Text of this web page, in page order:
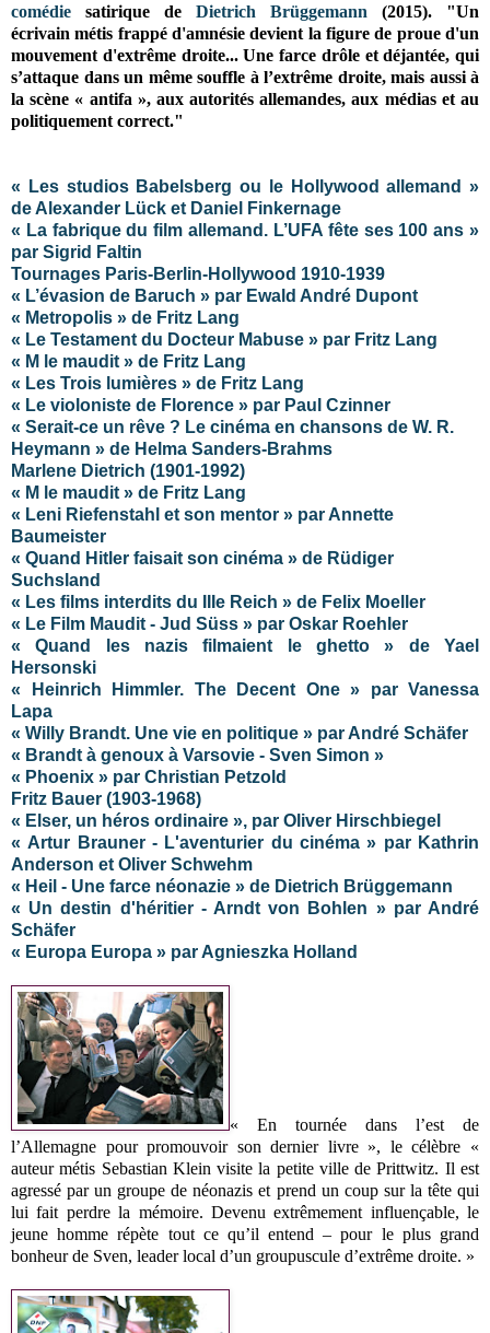
comédie satirique de Dietrich Brüggemann (2015). "Un
écrivain métis frappé d'amnésie devient la figure de proue d'un
mouvement d'extrême droite... Une farce drôle et déjantée, qui
s’attaque dans un même souffle à l’extrême droite, mais aussi à
la scène « antifa », aux autorités allemandes, aux médias et au
politiquement correct."
« Les studios Babelsberg ou le Hollywood allemand »
de Alexander Lück et Daniel Finkernage
« La fabrique du film allemand. L’UFA fête ses 100 ans »
par Sigrid Faltin
Tournages Paris-Berlin-Hollywood 1910-1939
« L’évasion de Baruch » par Ewald André Dupont
« Metropolis » de Fritz Lang
« Le Testament du Docteur Mabuse » par Fritz Lang
« M le maudit » de Fritz Lang
« Les Trois lumières » de Fritz Lang
« Le violoniste de Florence » par Paul Czinner
« Serait-ce un rêve ? Le cinéma en chansons de W. R.
Heymann » de Helma Sanders-Brahms
Marlene Dietrich (1901-1992)
« M le maudit » de Fritz Lang
« Leni Riefenstahl et son mentor » par Annette
Baumeister
« Quand Hitler faisait son cinéma » de Rüdiger
Suchsland
« Les films interdits du IIIe Reich » de Felix Moeller
« Le Film Maudit - Jud Süss » par Oskar Roehler
« Quand les nazis filmaient le ghetto » de Yael
Hersonski
« Heinrich Himmler. The Decent One » par Vanessa
Lapa
« Willy Brandt. Une vie en politique » par André Schäfer
« Brandt à genoux à Varsovie - Sven Simon »
« Phoenix » par Christian Petzold
Fritz Bauer (1903-1968)
« Elser, un héros ordinaire », par Oliver Hirschbiegel
« Artur Brauner - L'aventurier du cinéma » par Kathrin
Anderson et Oliver Schwehm
« Heil - Une farce néonazie » de Dietrich Brüggemann
« Un destin d'héritier - Arndt von Bohlen » par André
Schäfer
« Europa Europa » par Agnieszka Holland
« En tournée dans l’est de
l’Allemagne pour promouvoir son dernier livre », le célèbre «
auteur métis Sebastian Klein visite la petite ville de Prittwitz. Il est
agressé par un groupe de néonazis et prend un coup sur la tête qui
lui fait perdre la mémoire. Devenu extrêmement influençable, le
jeune homme répète tout ce qu’il entend – pour le plus grand
bonheur de Sven, leader local d’un groupuscule d’extrême droite. »